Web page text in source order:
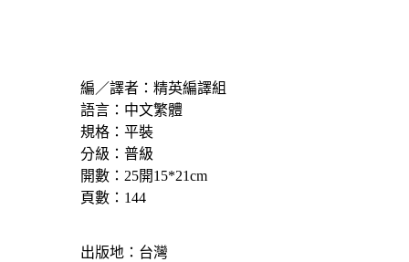
編／譯者：精英編譯組
語言：中文繁體
規格：平裝
分級：普級
開數：25開15*21cm
頁數：144
出版地：台灣